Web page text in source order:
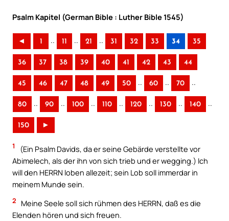
Psalm Kapitel (German Bible : Luther Bible 1545)
◄ 1 .. 11 .. 21 .. 31 32 33 34 35
36 37 38 39 40 41 42 43 44
45 46 47 48 49 50 .. 60 .. 70 ..
80 .. 90 .. 100 .. 110 .. 120 .. 130 .. 140 ..
150 ►
1
(Ein Psalm Davids, da er seine Gebärde verstellte vor
Abimelech, als der ihn von sich trieb und er wegging.) Ich
will den HERRN loben allezeit; sein Lob soll immerdar in
meinem Munde sein.
2
Meine Seele soll sich rühmen des HERRN, daß es die
Elenden hören und sich freuen.